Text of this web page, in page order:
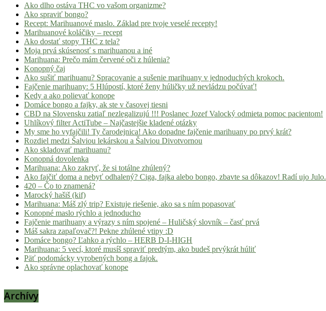
Ako dlho ostáva THC vo vašom organizme?
Ako spraviť bongo?
Recept: Marihuanové maslo. Základ pre tvoje veselé recepty!
Marihuanové koláčiky – recept
Ako dostať stopy THC z tela?
Moja prvá skúsenosť s marihuanou a iné
Marihuana: Prečo mám červené oči z húlenia?
Konopný čaj
Ako sušiť marihuanu? Spracovanie a sušenie marihuany v jednoduchých krokoch.
Fajčenie marihuany: 5 Hlúpostí, ktoré ženy húličky už nevládzu počúvať!
Kedy a ako polievať konope
Domáce bongo a fajky, ak ste v časovej tiesni
CBD na Slovensku zatiaľ nezlegalizujú !!! Poslanec Jozef Valocký odmieta pomoc pacientom!
Uhlíkový filter ActiTube – Najčastejšie kladené otázky
My sme ho vyfajčili! Ty čarodejnica! Ako dopadne fajčenie marihuany po prvý krát?
Rozdiel medzi Šalviou lekárskou a Šalviou Divotvornou
Ako skladovať marihuanu?
Konopná dovolenka
Marihuana: Ako zakryť, že si totálne zhúlený?
Ako fajčiť doma a nebyť odhalený? Ciga, fajka alebo bongo, zbavte sa dôkazov! Radí ujo Julo.
420 – Čo to znamená?
Marocký hašiš (kif)
Marihuana: Máš zlý trip? Existuje riešenie, ako sa s ním popasovať
Konopné maslo rýchlo a jednoducho
Fajčenie marihuany a výrazy s ním spojené – Huličský slovník – časť prvá
Máš sakra zapaľovač?! Pekne zhúlené vtipy :D
Domáce bongo? Ľahko a rýchlo – HERB D-I-HIGH
Marihuana: 5 vecí, ktoré musíš spraviť predtým, ako budeš prvýkrát húliť
Päť podomácky vyrobených bong a fajok.
Ako správne oplachovať konope
Archívy